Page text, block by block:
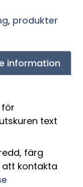
, produkter
information
text
färg
kontakta